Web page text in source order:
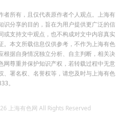
者所有，且仅代表原作者个人观点。上海有
识分享的目的，旨在为用户提供更广泛的信
或支持文中观点，也不构成对文中内容真实
。本文所载信息仅供参考，不作为上海有色
根据自身情况独立分析、自主判断，相关决
网尊重并保护知识产权，若转载过程中无意
、署名权、名誉权等，请您及时与上海有色
。
上海有色网 All Rights Reserved